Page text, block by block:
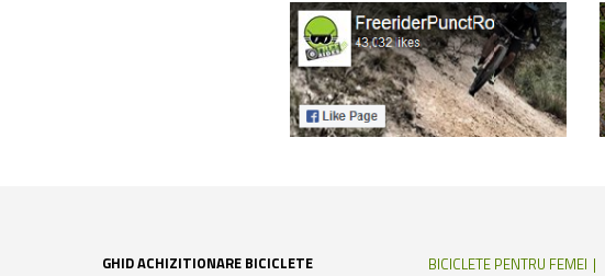
GHID ACHIZITIONARE BICICLETE BICICLETE PENTRU FEMEI